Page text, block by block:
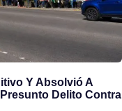
Y Absolvió A
Delito Contra